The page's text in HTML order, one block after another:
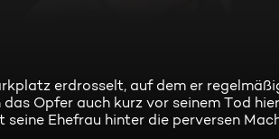
erdrosselt, auf dem er
Opfer auch kurz vor seinem Tod
Ehefrau hinter die perversen